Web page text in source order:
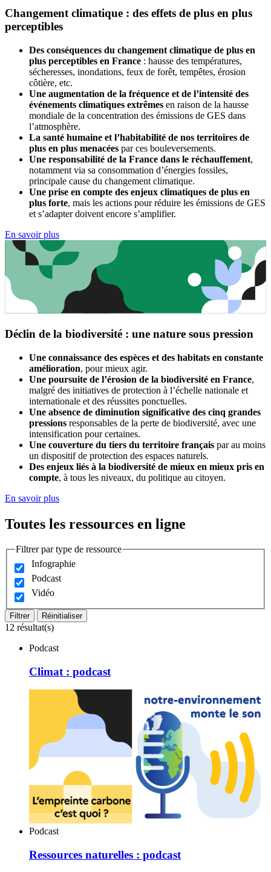
Changement climatique : des effets de plus en plus
perceptibles
Des conséquences du changement climatique de plus en
plus perceptibles en France : hausse des températures,
sécheresses, inondations, feux de forêt, tempêtes, érosion
côtière, etc.
Une augmentation de la fréquence et de l’intensité des
événements climatiques extrêmes en raison de la hausse
mondiale de la concentration des émissions de GES dans
l’atmosphère.
La santé humaine et l’habitabilité de nos territoires de
plus en plus menacées par ces bouleversements.
Une responsabilité de la France dans le réchauffement,
notamment via sa consommation d’énergies fossiles,
principale cause du changement climatique.
Une prise en compte des enjeux climatiques de plus en
plus forte, mais les actions pour réduire les émissions de GES
et s’adapter doivent encore s’amplifier.
En savoir plus
Déclin de la biodiversité : une nature sous pression
Une connaissance des espèces et des habitats en constante
amélioration, pour mieux agir.
Une poursuite de l’érosion de la biodiversité en France,
malgré des initiatives de protection à l’échelle nationale et
internationale et des réussites ponctuelles.
Une absence de diminution significative des cinq grandes
pressions responsables de la perte de biodiversité, avec une
intensification pour certaines.
Une couverture du tiers du territoire français par au moins
un dispositif de protection des espaces naturels.
Des enjeux liés à la biodiversité de mieux en mieux pris en
compte, à tous les niveaux, du politique au citoyen.
En savoir plus
Toutes les ressources en ligne
Filtrer par type de ressource
Infographie
Podcast
Vidéo
Filtrer Réinitialiser
12 résultat(s)
Podcast
Climat : podcast
Podcast
Ressources naturelles : podcast